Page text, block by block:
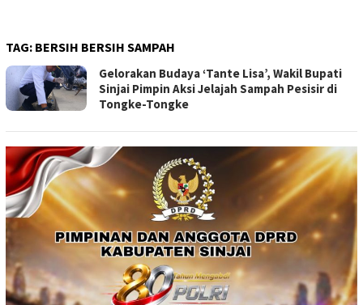
TAG: BERSIH BERSIH SAMPAH
Gelorakan Budaya ‘Tante Lisa’, Wakil Bupati
Sinjai Pimpin Aksi Jelajah Sampah Pesisir di
Tongke-Tongke